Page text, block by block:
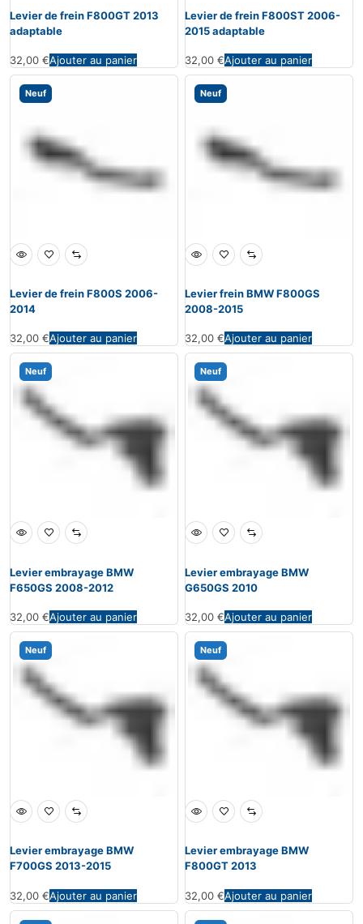
Levier de frein F800GT 2013
adaptable
32,00 €Ajouter au panier
Levier de frein F800ST 2006-
2015 adaptable
32,00 €Ajouter au panier
Neuf
Levier de frein F800S 2006-
2014
32,00 €Ajouter au panier
Neuf
Levier frein BMW F800GS
2008-2015
32,00 €Ajouter au panier
Neuf
Levier embrayage BMW
F650GS 2008-2012
32,00 €Ajouter au panier
Neuf
Levier embrayage BMW
G650GS 2010
32,00 €Ajouter au panier
Neuf
Levier embrayage BMW
F700GS 2013-2015
32,00 €Ajouter au panier
Neuf
Levier embrayage BMW
F800GT 2013
32,00 €Ajouter au panier